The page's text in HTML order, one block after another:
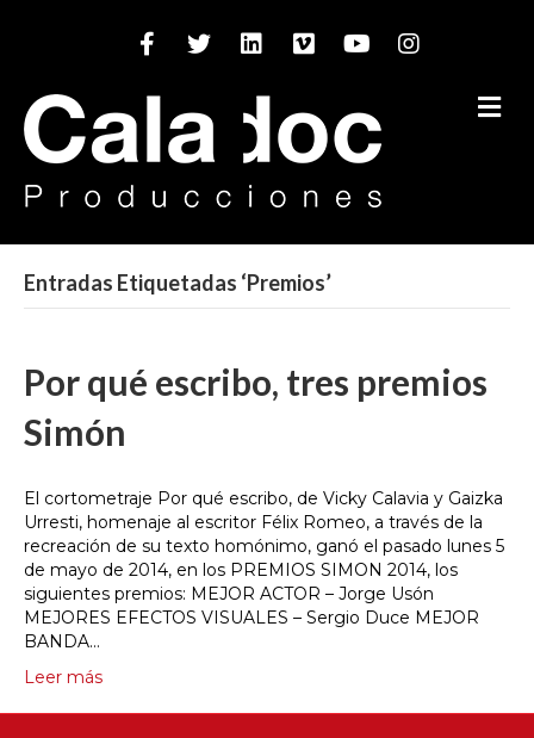
Facebook Twitter Linkedin Vimeo Youtube Instagram
Entradas Etiquetadas ‘Premios’
Por qué escribo, tres premios
Simón
El cortometraje Por qué escribo, de Vicky Calavia y Gaizka
Urresti, homenaje al escritor Félix Romeo, a través de la
recreación de su texto homónimo, ganó el pasado lunes 5
de mayo de 2014, en los PREMIOS SIMON 2014, los
siguientes premios: MEJOR ACTOR – Jorge Usón
MEJORES EFECTOS VISUALES – Sergio Duce MEJOR
BANDA…
Leer más